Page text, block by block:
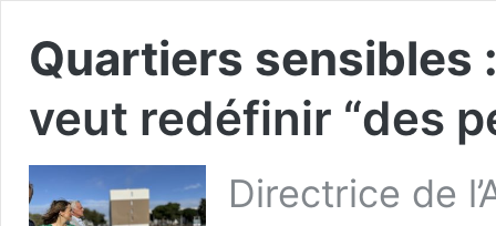
Quartiers sensibles
veut redéfinir “des
Directrice de